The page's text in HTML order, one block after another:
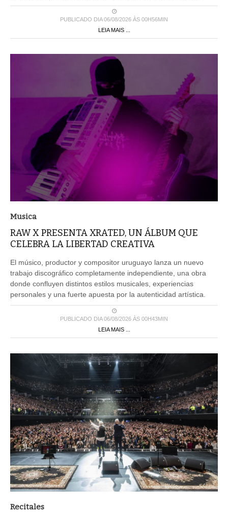
PUBLICADO DIA 06/08/2026 ÀS 00H56MIN
LEIA MAIS ...
Musica
RAW X PRESENTA XRATED, UN ÁLBUM QUE
CELEBRA LA LIBERTAD CREATIVA
El músico, productor y compositor uruguayo lanza un nuevo
trabajo discográfico completamente independiente, una obra
donde confluyen distintos estilos musicales, experiencias
personales y una fuerte apuesta por la autenticidad artística.
PUBLICADO DIA 06/08/2026 ÀS 00H43MIN
LEIA MAIS ...
Recitales